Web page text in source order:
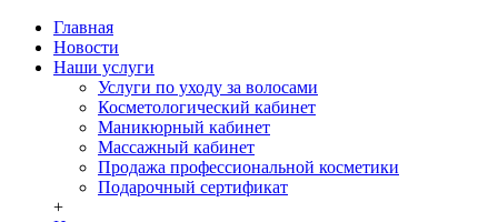
Главная
Новости
Наши услуги
Услуги по уходу за волосами
Косметологический кабинет
Маникюрный кабинет
Массажный кабинет
Продажа профессиональной косметики
Подарочный сертификат
+